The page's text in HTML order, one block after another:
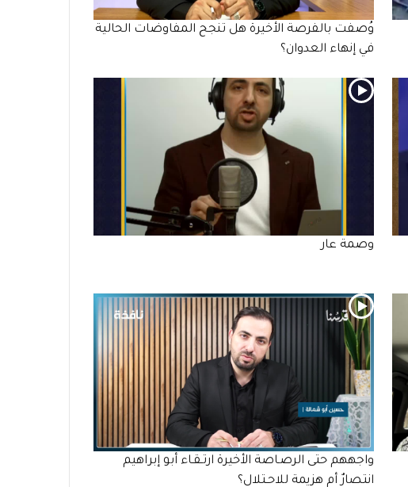
وُصفت بالفرصة الأخيرة هل تنجح المفاوضات الحالية
في إنهاء العدوان؟
وصمة عار
واجههم حتى الرصـاصة الأخيرة ارتـقـاء أبو إبراهيم
انتصارٌ أم هزيمة للاحـتلال؟